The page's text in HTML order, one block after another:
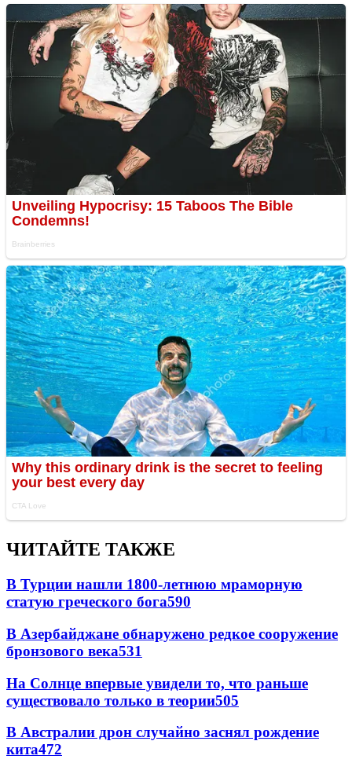
ЧИТАЙТЕ ТАКЖЕ
В Турции нашли 1800-летнюю мраморную
статую греческого бога590
В Азербайджане обнаружено редкое сооружение
бронзового века531
На Солнце впервые увидели то, что раньше
существовало только в теории505
В Австралии дрон случайно заснял рождение
кита472